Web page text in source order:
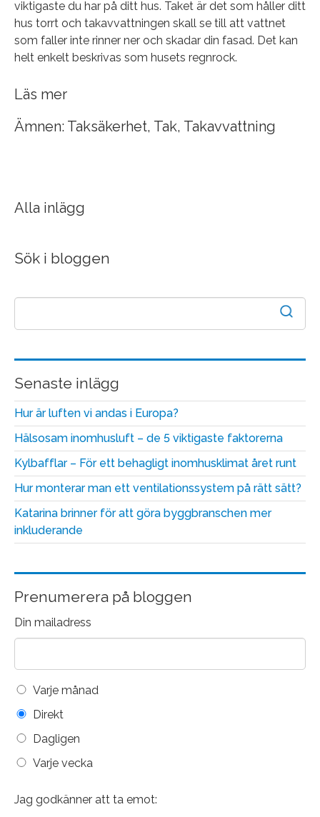
viktigaste du har på ditt hus. Taket är det som håller ditt
hus torrt och takavvattningen skall se till att vattnet
som faller inte rinner ner och skadar din fasad. Det kan
helt enkelt beskrivas som husets regnrock.
Läs mer
Ämnen: Taksäkerhet, Tak, Takavvattning
Alla inlägg
Sök i bloggen
Senaste inlägg
Hur är luften vi andas i Europa?
Hälsosam inomhusluft – de 5 viktigaste faktorerna
Kylbafflar – För ett behagligt inomhusklimat året runt
Hur monterar man ett ventilationssystem på rätt sätt?
Katarina brinner för att göra byggbranschen mer
inkluderande
Prenumerera på bloggen
Din mailadress
Varje månad
Direkt
Dagligen
Varje vecka
Jag godkänner att ta emot: